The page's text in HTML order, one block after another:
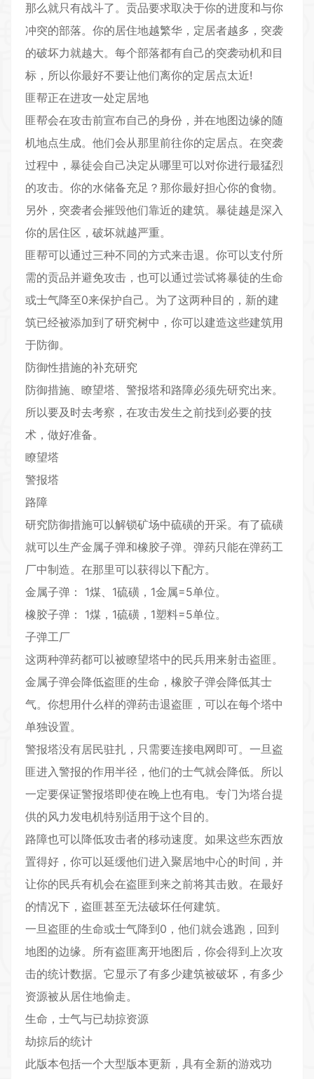
那么就只有战斗了。贡品要求取决于你的进度和与你
冲突的部落。你的居住地越繁华，定居者越多，突袭
的破坏力就越大。每个部落都有自己的突袭动机和目
标，所以你最好不要让他们离你的定居点太近!
匪帮正在进攻一处定居地
匪帮会在攻击前宣布自己的身份，并在地图边缘的随
机地点生成。他们会从那里前往你的定居点。在突袭
过程中，暴徒会自己决定从哪里可以对你进行最猛烈
的攻击。你的水储备充足？那你最好担心你的食物。
另外，突袭者会摧毁他们靠近的建筑。暴徒越是深入
你的居住区，破坏就越严重。
匪帮可以通过三种不同的方式来击退。你可以支付所
需的贡品并避免攻击，也可以通过尝试将暴徒的生命
或士气降至0来保护自己。为了这两种目的，新的建
筑已经被添加到了研究树中，你可以建造这些建筑用
于防御。
防御性措施的补充研究
防御措施、瞭望塔、警报塔和路障必须先研究出来。
所以要及时去考察，在攻击发生之前找到必要的技
术，做好准备。
瞭望塔
警报塔
路障
研究防御措施可以解锁矿场中硫磺的开采。有了硫磺
就可以生产金属子弹和橡胶子弹。弹药只能在弹药工
厂中制造。在那里可以获得以下配方。
金属子弹： 1煤、1硫磺，1金属=5单位。
橡胶子弹： 1煤，1硫磺，1塑料=5单位。
子弹工厂
这两种弹药都可以被瞭望塔中的民兵用来射击盗匪。
金属子弹会降低盗匪的生命，橡胶子弹会降低其士
气。你想用什么样的弹药击退盗匪，可以在每个塔中
单独设置。
警报塔没有居民驻扎，只需要连接电网即可。一旦盗
匪进入警报的作用半径，他们的士气就会降低。所以
一定要保证警报塔即使在晚上也有电。专门为塔台提
供的风力发电机特别适用于这个目的。
路障也可以降低攻击者的移动速度。如果这些东西放
置得好，你可以延缓他们进入聚居地中心的时间，并
让你的民兵有机会在盗匪到来之前将其击败。在最好
的情况下，盗匪甚至无法破坏任何建筑。
一旦盗匪的生命或士气降到0，他们就会逃跑，回到
地图的边缘。所有盗匪离开地图后，你会得到上次攻
击的统计数据。它显示了有多少建筑被破坏，有多少
资源被从居住地偷走。
生命，士气与已劫掠资源
劫掠后的统计
此版本包括一个大型版本更新，具有全新的游戏功